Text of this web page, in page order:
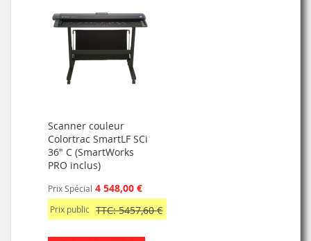
Scanner couleur
Colortrac SmartLF SCi
36" C (SmartWorks
PRO inclus)
Prix Spécial 4 548,00 €
Prix public TTC: 5457,60 €